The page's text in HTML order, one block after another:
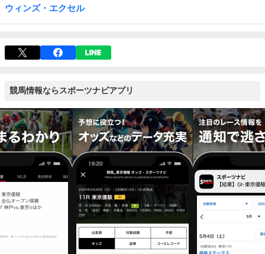
ウィンズ・エクセル
競馬情報ならスポーツナビアプリ